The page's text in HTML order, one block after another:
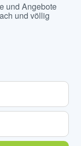
und Angebote
und völlig